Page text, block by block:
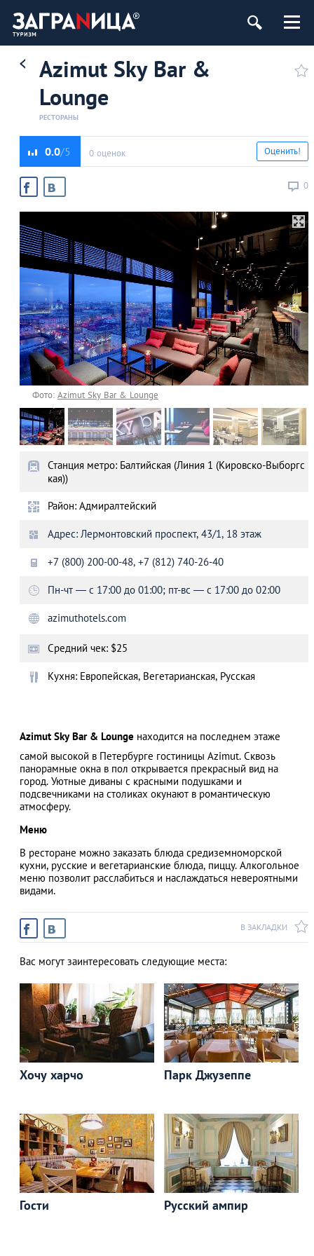
Azimut Sky Bar &
Lounge
РЕСТОРАНЫ
0.0 0 оценок
0
Оценить!
Фото:Azimut Sky Bar & Lounge
Станция метро: Балтийская (Линия 1 (Кировско-Выборгс
кая))
Район: Адмиралтейский
Адрес: Лермонтовский проспект, 43/1, 18 этаж
+7 (800) 200-00-48, +7 (812) 740-26-40
Пн-чт — с 17:00 до 01:00; пт-вс — с 17:00 до 02:00
azimuthotels.com
Средний чек: $25
Кухня: Европейская, Вегетарианская, Русская
Azimut Sky Bar & Lounge находится на последнем этаже
самой высокой в Петербурге гостиницы Azimut. Сквозь
панорамные окна в пол открывается прекрасный вид на
город. Уютные диваны с красными подушками и
подсвечниками на столиках окунают в романтическую
атмосферу.
Меню
В ресторане можно заказать блюда средиземноморской
кухни, русские и вегетарианские блюда, пиццу. Алкогольное
меню позволит расслабиться и наслаждаться невероятными
видами.
В ЗАКЛАДКИ
Вас могут заинтересовать следующие места:
Хочу харчо Парк Джузеппе
Гости Русский ампир